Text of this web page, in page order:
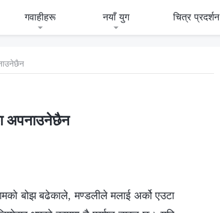
गवाहीहरू नयाँ युग चित्र प्रदर्शन
अपनाउनेछैन
बोझ बढेकाले, मण्डलीले मलाई अर्को एउटा